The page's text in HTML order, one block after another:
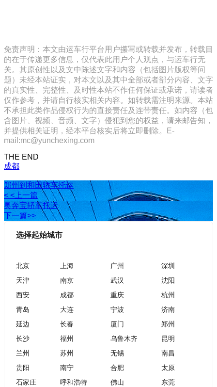
免责声明：本文由运车行平台用户攥写或转载并发布，转载目
的在于传递更多信息，仅代表此用户个人观点，与运车行无
关。其原创性以及文中陈述文字和内容（包括图片版权等问
题）未经本站证实，对本文以及其中全部或者部分内容、文字
的真实性、完整性、及时性本站不作任何保证或承诺，请读者
仅作参考，并请自行核实相关内容。如转载需注明来源。本站
不承担此类作品侵权行为的直接责任及连带责任。如内容（包
含图片、视频、音频、文字）侵犯到您的权益，请来邮告知，
并提供相关证明，经本平台核实后将立即删除。E-
mail:mc@yunchexing.com
THE END
成都
郑州到和田轿车托运
< <上一篇
奥奔宝轿车托运
下一篇>>
选择起始城市
北京 上海 广州
深圳
天津
南京 武汉
沈阳
西安
成都 重庆
杭州
青岛
大连 宁波
济南
延边
长春 厦门
郑州
长沙
福州 乌鲁木齐
昆明
兰州
苏州 无锡
南昌
贵阳
南宁 合肥
太原
石家庄
呼和浩特 佛山
东莞